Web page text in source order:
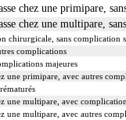
chez une primipare,
chez une multipare,
chirurgicale, sans complication
complications
majeures
une primipare, avec autres
une multipare, avec
une multipare, avec autres